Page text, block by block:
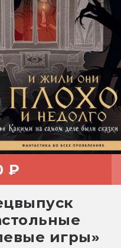
₽
игры»